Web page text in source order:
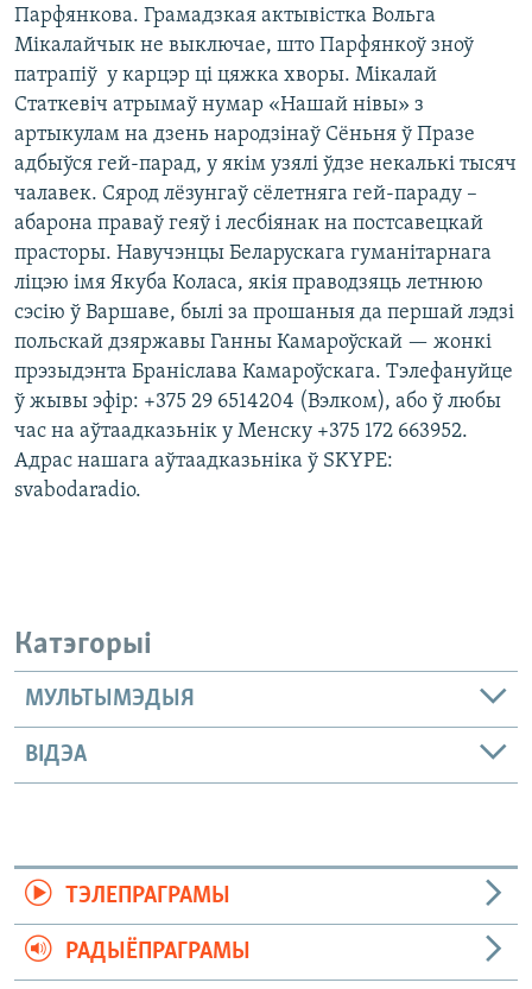
Парфянкова. Грамадзкая актывістка Вольга
Мікалайчык не выключае, што Парфянкоў зноў
патрапіў у карцэр ці цяжка хворы. Мікалай
Статкевіч атрымаў нумар «Нашай нівы» з
артыкулам на дзень народзінаў Сёньня ў Празе
адбыўся гей-парад, у якім узялі ўдзе некалькі тысяч
чалавек. Сярод лёзунгаў сёлетняга гей-параду –
абарона праваў геяў і лесбіянак на постсавецкай
прасторы. Навучэнцы Беларускага гуманітарнага
ліцэю імя Якуба Коласа, якія праводзяць летнюю
сэсію ў Варшаве, былі за прошаныя да першай лэдзі
польскай дзяржавы Ганны Камароўскай — жонкі
прэзыдэнта Браніслава Камароўскага. Тэлефануйце
ў жывы эфір: +375 29 6514204 (Вэлком), або ў любы
час на аўтаадказьнік у Менску +375 172 663952.
Адрас нашага аўтаадказьніка ў SKYPE:
svabodaradio.
Катэгорыі
МУЛЬТЫМЭДЫЯ
ВІДЭА
ТЭЛЕПРАГРАМЫ
РАДЫЁПРАГРАМЫ